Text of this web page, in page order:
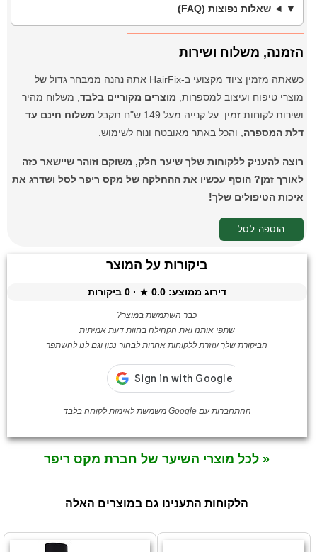
שאלות נפוצות (FAQ)
הזמנה, משלוח ושירות
כשאתה מזמין ציוד מקצועי ב-HairFix אתה נהנה ממבחר גדול של
מוצרי טיפוח ועיצוב למספרות, מוצרים מקוריים בלבד , משלוח מהיר
ושירות לקוחות זמין. על קנייה מעל 149 ש"ח תקבל
משלוח חינם עד
דלת המספרה , והכל באתר מאובטח ונוח לשימוש.
רוצה להעניק ללקוחות שלך שיער חלק, משוקם וזוהר שיישאר כזה
לאורך זמן? הוסף עכשיו את ההחלקה של מקס ריפר לסל ושדרג את
איכות הטיפולים שלך!
הוספה לסל
ביקורות על המוצר
דירוג ממוצע:0.0
★ ·
0 ביקורות
כבר השתמשת במוצר?
שתפי אותנו ואת הקהילה בחוות דעת אמיתית
הביקורת שלך עוזרת ללקוחות אחרות לבחור נכון וגם לנו להשתפר
ההתחברות עם Google משמשת לאימות לקוחה בלבד
« לכל מוצרי השיער של חברת מקס ריפר
הלקוחות התענינו גם במוצרים האלה